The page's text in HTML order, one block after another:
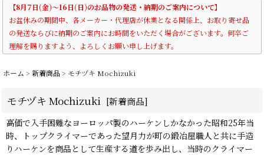
【8月7日(金)～16日(日)のお品物の発送・納期のご案内について】
お盆休みの期間中、各メーカー・代理店が休業となる関係上、お取り寄せ品
の発送ならびに納期のご案内にお時間をいただく場合がございます。何卒ご
理解を賜りますよう、よろしくお願い申し上げます。
ホーム > 新着商品> モチヅキ Mochizuki
モチヅキ Mochizuki [新着商品]
高価で入手困難なヨーロッパ製のハーケンしかなかった昭和25年当
時、トップクライマーであった望月力が町の鍛冶屋職人と共に手造
りハーケンを商品として生産する道を歩み出し、当時のクライマー